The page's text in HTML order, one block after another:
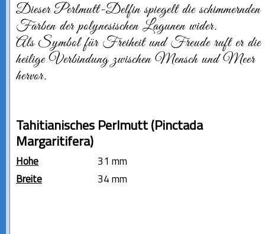
Dieser Perlmutt-Delfin spiegelt die schimmernden
Farben der polynesischen Lagunen wider.
Als Symbol für Freiheit und Freude ruft er die
heilige Verbindung zwischen Mensch und Meer
hervor.
Tahitianisches Perlmutt (Pinctada
Margaritifera)
Höhe
31 mm
Breite
34 mm